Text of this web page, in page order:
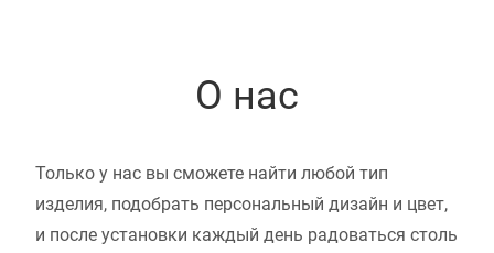
О нас
Только у нас вы сможете найти любой тип
изделия, подобрать персональный дизайн и цвет,
и после установки каждый день радоваться столь